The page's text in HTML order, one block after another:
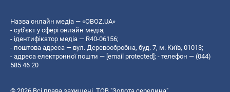
Назва онлайн медіа — «OBOZ.UA»
- суб'єкт у сфері онлайн медіа;
- ідентифікатор медіа — R40-06156;
- поштова адреса — вул. Деревообробна, буд. 7, м. Київ, 01013;
- адреса електронної пошти — [email protected]; - телефон — (044)
585 46 20